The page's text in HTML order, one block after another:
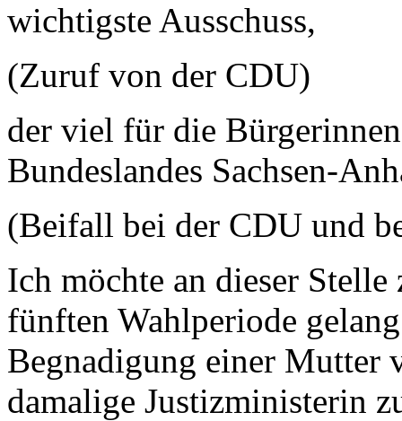
wichtigste Ausschuss,
(Zuruf von der CDU)
der viel für die
Bundeslandes Sachsen-
(Beifall bei der CDU und
Ich möchte an dieser
fünften Wahlperiode
Begnadigung einer Mutter
damalige Justizministerin